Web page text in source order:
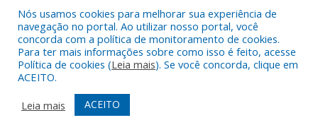
Todos os direitos reservados a Prefeitura Municipal de
Itupiranga.
Mapa do Site
Acessar Área Administrativa
Acessar Webmail
Nós usamos cookies para melhorar sua experiência de
navegação no portal. Ao utilizar nosso portal, você
concorda com a política de monitoramento de cookies.
Para ter mais informações sobre como isso é feito, acesse
Política de cookies (Leia mais). Se você concorda, clique em
ACEITO.
Leia mais
ACEITO